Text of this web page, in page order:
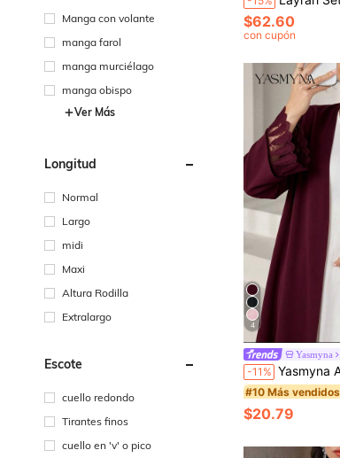
Manga con volante
manga farol
manga murciélago
manga obispo
Ver Más
Longitud
Normal
Largo
midi
Maxi
Altura Rodilla
Extralargo
Escote
cuello redondo
Tirantes finos
cuello en 'v' o pico
$62.60
con cupón
4
Yasmyna
-11% Yasmyna Abaya casual
#10 Más vendidos
$20.79